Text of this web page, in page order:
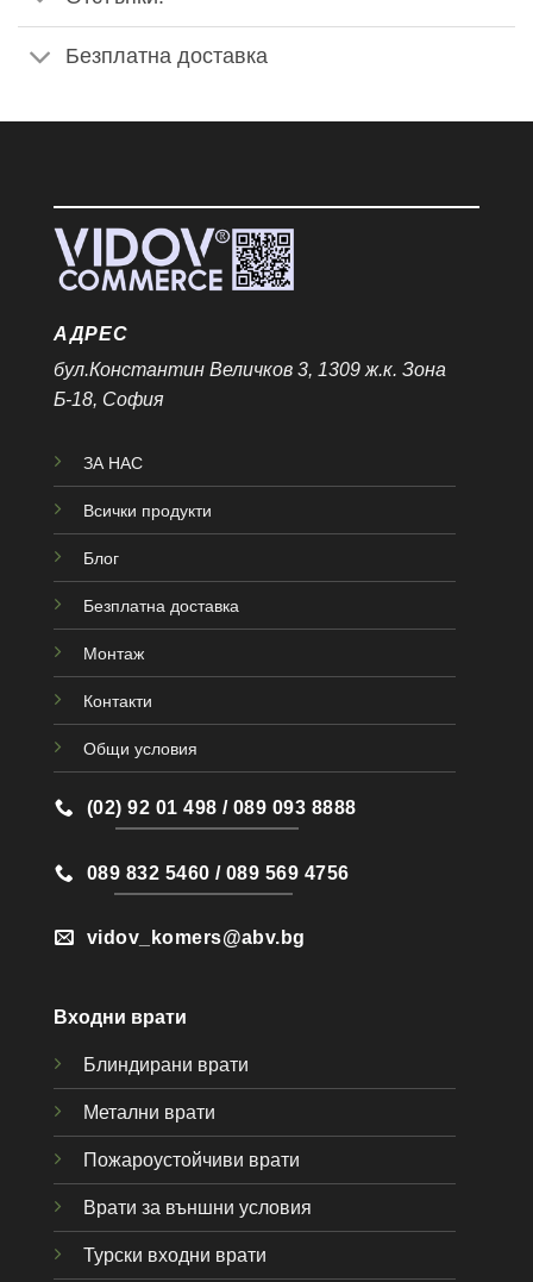
Безплатна доставка
АДРЕС
бул.Константин Величков 3, 1309 ж.к. Зона
Б-18, София
ЗА НАС
Всички продукти
Блог
Безплатна доставка
Монтаж
Контакти
Общи условия
(02) 92 01 498 / 089 093 8888
089 832 5460 / 089 569 4756
vidov_komers@abv.bg
Входни врати
Блиндирани врати
Метални врати
Пожароустойчиви врати
Врати за външни условия
Турски входни врати